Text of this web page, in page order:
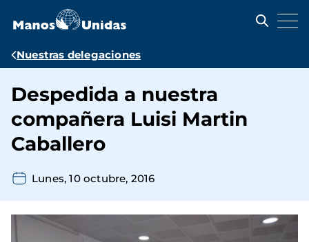
contenido
Ruta
navegación
Nuestras delegaciones
Despedida a nuestra
compañera Luisi Martin
Caballero
Lunes, 10 octubre, 2016